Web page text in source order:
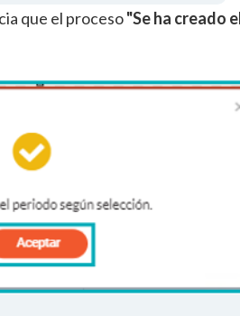
que el proceso"Se ha creado